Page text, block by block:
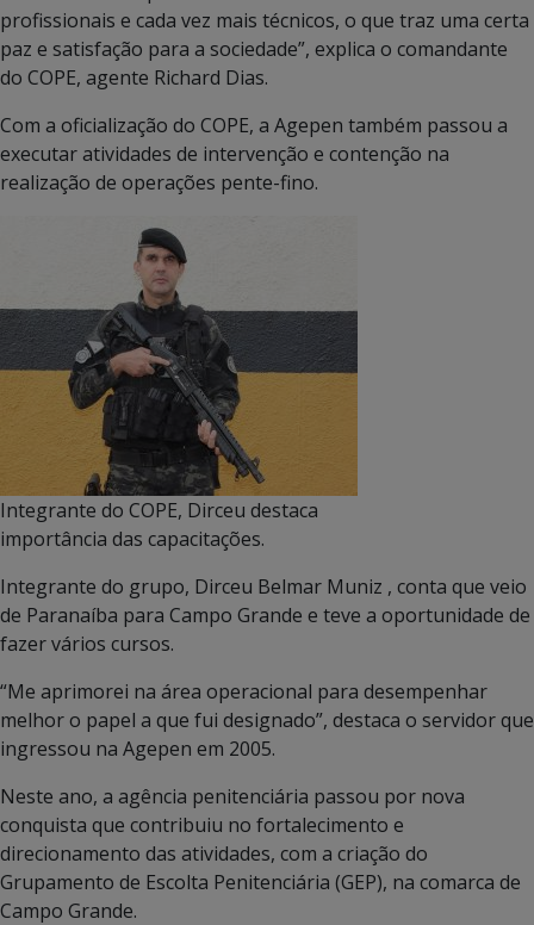
profissionais e cada vez mais técnicos, o que traz uma certa
paz e satisfação para a sociedade”, explica o comandante
do COPE, agente Richard Dias.
Com a oficialização do COPE, a Agepen também passou a
executar atividades de intervenção e contenção na
realização de operações pente-fino.
Integrante do COPE, Dirceu destaca
importância das capacitações.
Integrante do grupo, Dirceu Belmar Muniz , conta que veio
de Paranaíba para Campo Grande e teve a oportunidade de
fazer vários cursos.
“Me aprimorei na área operacional para desempenhar
melhor o papel a que fui designado”, destaca o servidor que
ingressou na Agepen em 2005.
Neste ano, a agência penitenciária passou por nova
conquista que contribuiu no fortalecimento e
direcionamento das atividades, com a criação do
Grupamento de Escolta Penitenciária (GEP), na comarca de
Campo Grande.